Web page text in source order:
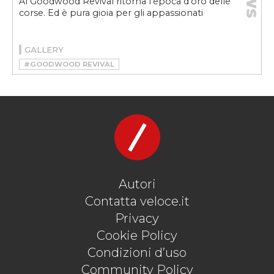
corse. Ed è pura gioia per gli appassionati
GALLERY
#GOODWOOD REVIVAL
#GOODWOOD REVIVAL 2024
Autori
Contatta veloce.it
Privacy
Cookie Policy
Condizioni d’uso
Community Policy